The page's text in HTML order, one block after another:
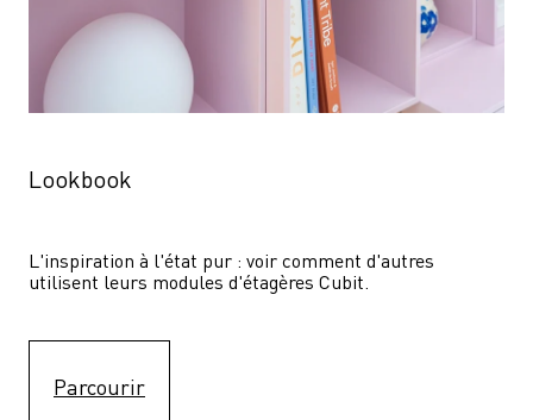
Lookbook
L'inspiration à l'état pur : voir comment d'autres
utilisent leurs modules d'étagères Cubit.
Parcourir